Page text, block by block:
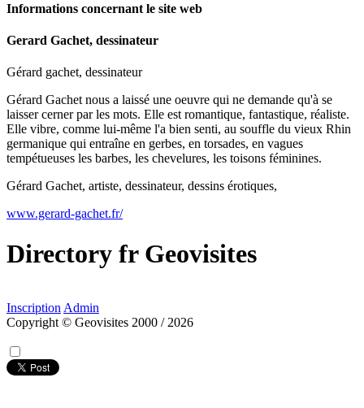
Informations concernant le site web
Gerard Gachet, dessinateur
Gérard gachet, dessinateur
Gérard Gachet nous a laissé une oeuvre qui ne demande qu'à se
laisser cerner par les mots. Elle est romantique, fantastique, réaliste.
Elle vibre, comme lui-même l'a bien senti, au souffle du vieux Rhin
germanique qui entraîne en gerbes, en torsades, en vagues
tempétueuses les barbes, les chevelures, les toisons féminines.
Gérard Gachet, artiste, dessinateur, dessins érotiques,
www.gerard-gachet.fr/
Directory frGeovisites
Inscription Admin
Copyright © Geovisites 2000 / 2026